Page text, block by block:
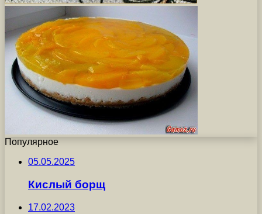
Популярное
05.05.2025
Кислый борщ
17.02.2023